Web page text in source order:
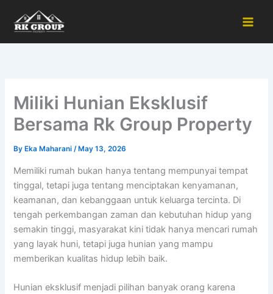
content
Miliki Hunian Eksklusif
Bersama Rk Group Property
By Eka Maharani/ May 13, 2026
Memiliki rumah bukan hanya tentang mempunyai tempat
tinggal, tetapi juga tentang menciptakan kenyamanan,
keamanan, dan kebanggaan untuk keluarga tercinta. Di
tengah perkembangan zaman dan kebutuhan hidup yang
semakin tinggi, masyarakat kini tidak hanya mencari rumah
yang layak huni, tetapi juga hunian yang mampu
memberikan kualitas hidup lebih baik.
Hunian eksklusif menjadi pilihan banyak orang karena